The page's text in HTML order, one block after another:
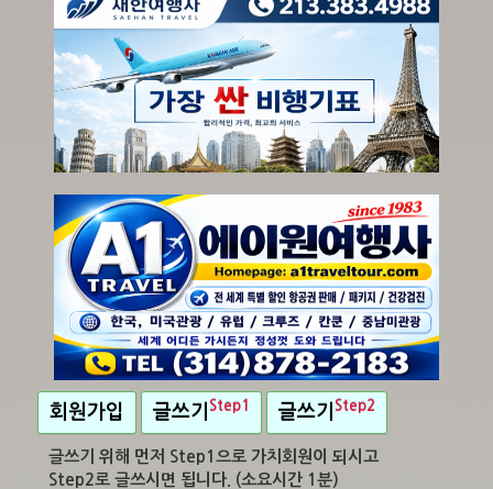
회원가입 글쓰기 Step1 글쓰기 Step2
글쓰기 위해 먼저 Step1으로 가치회원이 되시고
Step2로 글쓰시면 됩니다. (소요시간 1분)